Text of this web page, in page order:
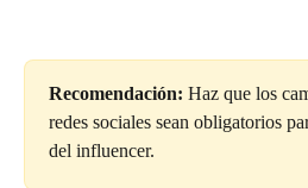
Recomendación: Haz que los
redes sociales sean obligatorios
del influencer.